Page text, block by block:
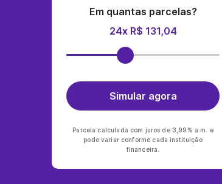
Em quantas parcelas?
24x R$ 131,04
Simular agora
Parcela calculada com juros de 3,99% a.m. e
pode variar conforme cada instituição
financeira.